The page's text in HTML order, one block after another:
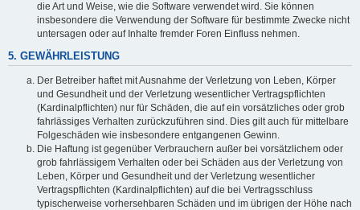
die Art und Weise, wie die Software verwendet wird. Sie können
insbesondere die Verwendung der Software für bestimmte Zwecke nicht
untersagen oder auf Inhalte fremder Foren Einfluss nehmen.
5. GEWÄHRLEISTUNG
Der Betreiber haftet mit Ausnahme der Verletzung von Leben, Körper
und Gesundheit und der Verletzung wesentlicher Vertragspflichten
(Kardinalpflichten) nur für Schäden, die auf ein vorsätzliches oder grob
fahrlässiges Verhalten zurückzuführen sind. Dies gilt auch für mittelbare
Folgeschäden wie insbesondere entgangenen Gewinn.
Die Haftung ist gegenüber Verbrauchern außer bei vorsätzlichem oder
grob fahrlässigem Verhalten oder bei Schäden aus der Verletzung von
Leben, Körper und Gesundheit und der Verletzung wesentlicher
Vertragspflichten (Kardinalpflichten) auf die bei Vertragsschluss
typischerweise vorhersehbaren Schäden und im übrigen der Höhe nach